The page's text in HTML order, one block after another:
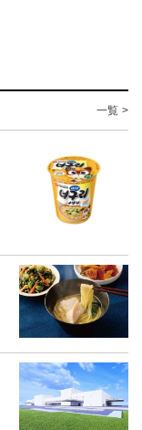
一覧 >